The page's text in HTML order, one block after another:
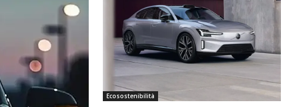
Ecosostenibilità